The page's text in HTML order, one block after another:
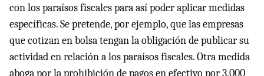
con los paraísos fiscales para así poder aplicar medidas
específicas. Se pretende, por ejemplo, que las empresas
que cotizan en bolsa tengan la obligación de publicar su
actividad en relación a los paraísos fiscales. Otra medida